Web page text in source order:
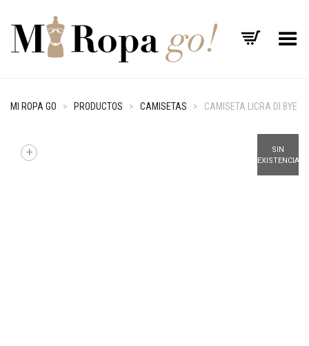
Menú
MI ROPA GO > PRODUCTOS > CAMISETAS > CAMISETA LICRA DI BYE
SIN
EXISTENCIAS
+